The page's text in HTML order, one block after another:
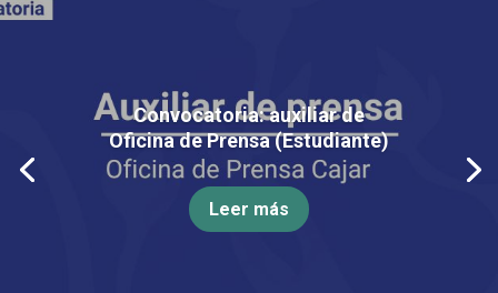
Convocatoria: auxiliar de
Oficina de Prensa (Estudiante)
Leer más